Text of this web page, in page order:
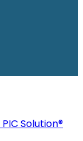
Solution®